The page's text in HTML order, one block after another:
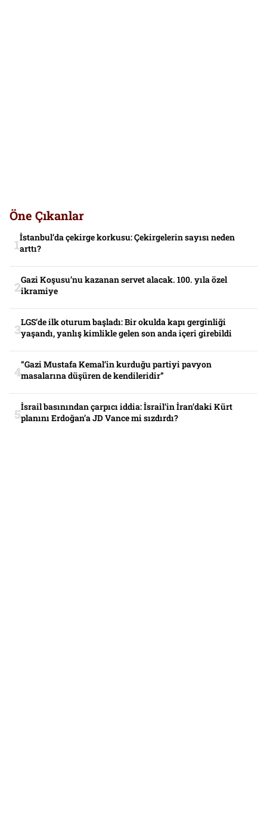
Öne Çıkanlar
İstanbul’da çekirge korkusu: Çekirgelerin sayısı neden
arttı?
Gazi Koşusu’nu kazanan servet alacak. 100. yıla özel
ikramiye
LGS’de ilk oturum başladı: Bir okulda kapı gerginliği
yaşandı, yanlış kimlikle gelen son anda içeri girebildi
“Gazi Mustafa Kemal’in kurduğu partiyi pavyon
masalarına düşüren de kendileridir”
İsrail basınından çarpıcı iddia: İsrail’in İran’daki Kürt
planını Erdoğan’a JD Vance mi sızdırdı?